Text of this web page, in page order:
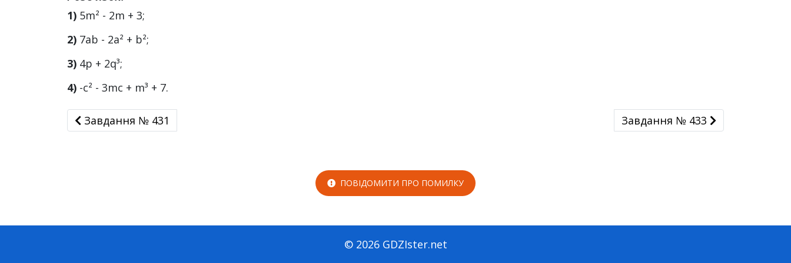
1) 5m² - 2m + 3;
2) 7ab - 2a² + b²;
3) 4p + 2q³;
4) -c² - 3mc + m³ + 7.
Завдання № 431
Завдання № 431 Завдання № 433
Завдання № 433
ПОВІДОМИТИ ПРО ПОМИЛКУ
© 2026 GDZIster.net